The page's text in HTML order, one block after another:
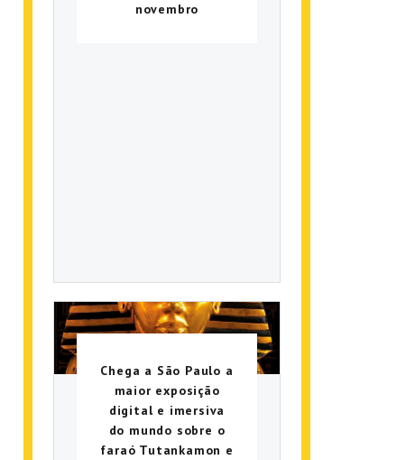
novembro
Chega a São Paulo a
maior exposição
digital e imersiva
do mundo sobre o
faraó Tutankamon e